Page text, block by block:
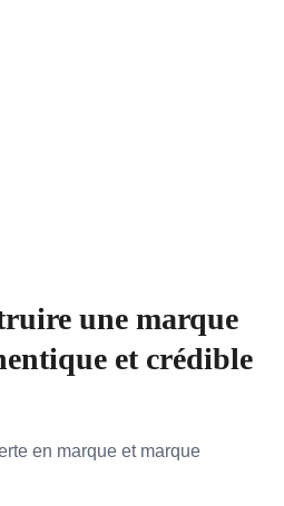
une marque
et crédible
en marque et marque